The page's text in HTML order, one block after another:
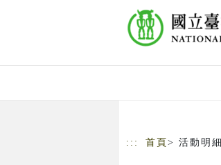
::: 首頁 > 活動明細